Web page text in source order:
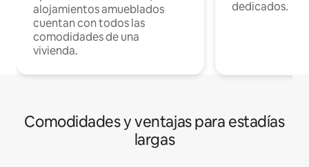
alojamientos amueblados
cuentan con todos las
comodidades de una
vivienda.
dedicados.
Comodidades y ventajas para estadías
largas